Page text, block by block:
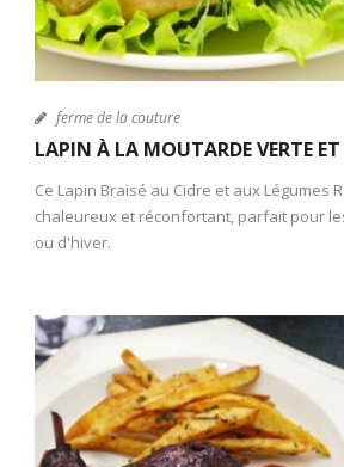
ferme de la couture
LAPIN À LA MOUTARDE VERTE
Ce Lapin Braisé au Cidre et aux Légumes
chaleureux et réconfortant, parfait pour
ou d'hiver.